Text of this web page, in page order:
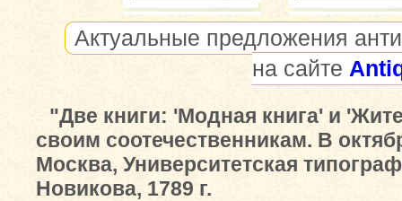
Актуальные предложения
на сайте
"Две книги: 'Модная книга' и
своим соотечественникам. В
Москва, Университетская
Новикова, 1789 г.